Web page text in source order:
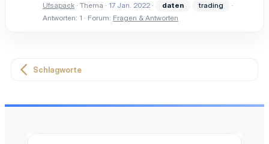
Ufsapack Thema 17 Jan. 2022 daten
trading
Antworten: 1
Forum: Fragen & Antworten
Schlagworte